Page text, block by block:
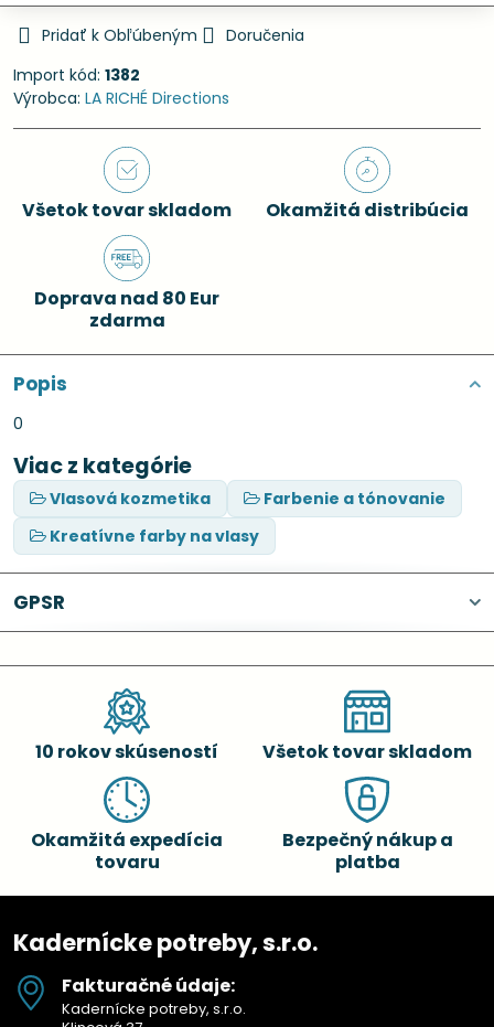
Pridať k Obľúbeným
Doručenia
Import kód: 1382
Výrobca: LA RICHÉ Directions
Všetok tovar skladom Okamžitá distribúcia
Doprava nad 80 Eur
zdarma
Popis
0
Viac z kategórie
Vlasová kozmetika
Farbenie a tónovanie
Kreatívne farby na vlasy
GPSR
10 rokov skúseností Všetok tovar skladom
Okamžitá expedícia
tovaru
Bezpečný nákup a
platba
Kadernícke potreby, s.r.o.
Fakturačné údaje:
Kadernícke potreby, s.r.o.